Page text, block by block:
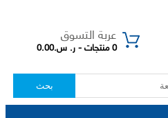
عربة التسوق
0 منتجات - ر. س.0.00
بحث